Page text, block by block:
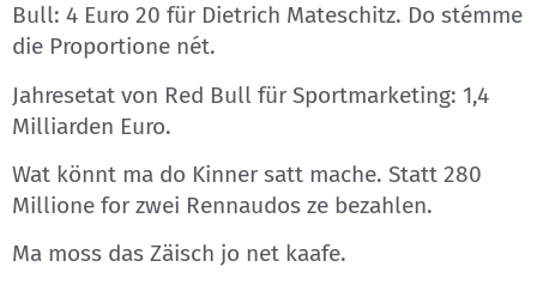
Bull: 4 Euro 20 für Dietrich Mateschitz. Do stémme
die Proportione nét.
Jahresetat von Red Bull für Sportmarketing: 1,4
Milliarden Euro.
Wat könnt ma do Kinner satt mache. Statt 280
Millione for zwei Rennaudos ze bezahlen.
Ma moss das Zäisch jo net kaafe.